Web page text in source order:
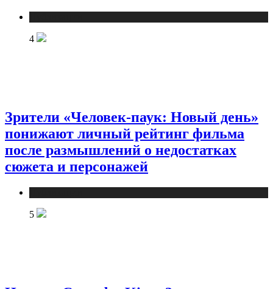
4
Зрители «Человек-паук: Новый день»
понижают личный рейтинг фильма
после размышлений о недостатках
сюжета и персонажей
5